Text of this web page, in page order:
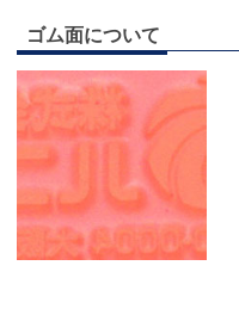
ゴム面について